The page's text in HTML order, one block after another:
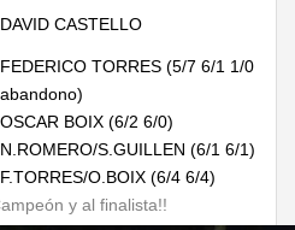
DAVID CASTELLO
FEDERICO TORRES (5/7 6/1 1/0
abandono)
OSCAR BOIX (6/2 6/0)
N.ROMERO/S.GUILLEN (6/1 6/1)
F.TORRES/O.BOIX (6/4 6/4)
y al finalista!!